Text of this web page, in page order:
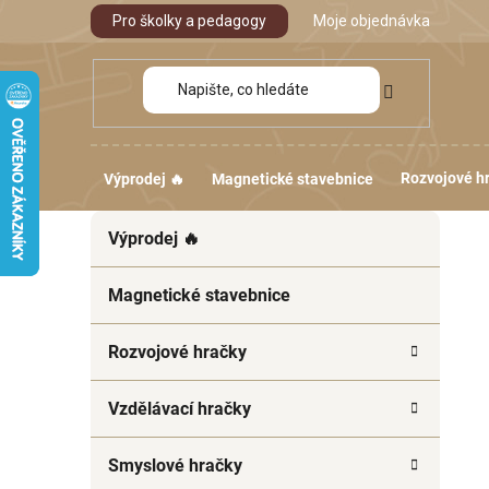
Pro školky a pedagogy Moje objednávka
Výprodej 🔥 Magnetické stavebnice Rozvojové
kategorie
t
g
i
Výprodej 🔥
Magnetické stavebnice
Rozvojové hračky
Vzdělávací hračky
Smyslové hračky